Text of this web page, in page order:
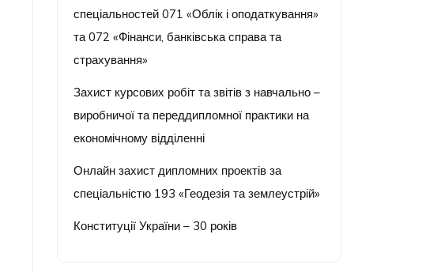
спеціальностей 071 «Облік і оподаткування»
та 072 «Фінанси, банківська справа та
страхування»
Захист курсових робіт та звітів з навчально –
виробничої та переддипломної практики на
економічному відділенні
Онлайн захист дипломних проектів за
спеціальністю 193 «Геодезія та землеустрій»
Конституції України – 30 років